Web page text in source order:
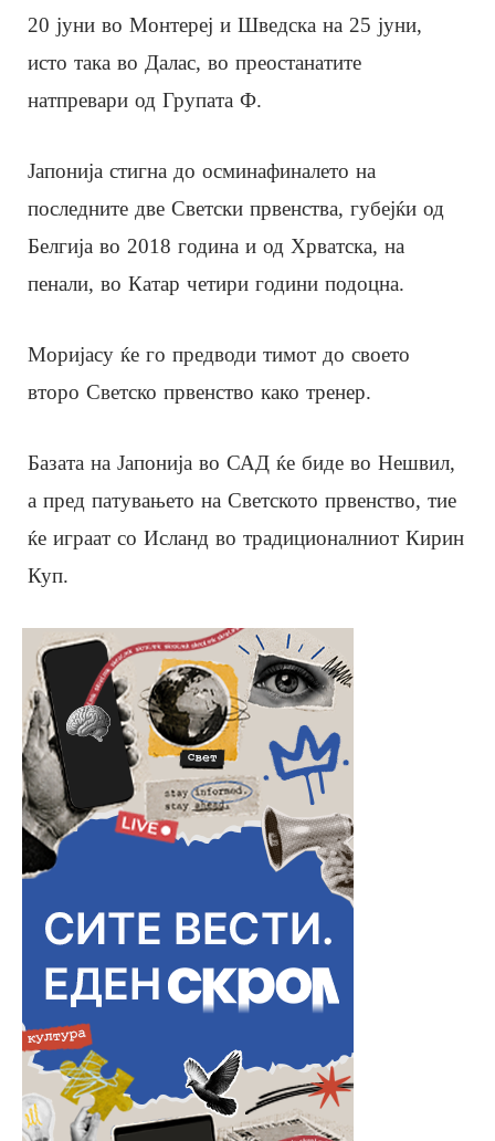
20 јуни во Монтереј и Шведска на 25 јуни,
исто така во Далас, во преостанатите
натпревари од Групата Ф.
Јапонија стигна до осминафиналето на
последните две Светски првенства, губејќи од
Белгија во 2018 година и од Хрватска, на
пенали, во Катар четири години подоцна.
Моријасу ќе го предводи тимот до своето
второ Светско првенство како тренер.
Базата на Јапонија во САД ќе биде во Нешвил,
а пред патувањето на Светското првенство, тие
ќе играат со Исланд во традиционалниот Кирин
Куп.